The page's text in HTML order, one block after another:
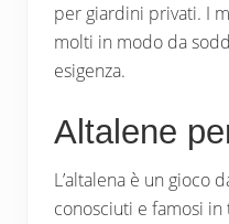
per giardini privati. I
molti in modo da
esigenza.
Altalene
L’altalena è un gioco
conosciuti e famosi